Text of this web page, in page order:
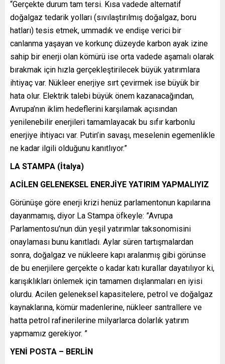
“Gerçekte durum tam tersi. Kısa vadede alternatif
doğalgaz tedarik yolları (sıvılaştırılmış doğalgaz, boru
hatları) tesis etmek, ummadık ve endişe verici bir
canlanma yaşayan ve korkunç düzeyde karbon ayak izine
sahip bir enerji olan kömürü ise orta vadede aşamalı olarak
bırakmak için hızla gerçekleştirilecek büyük yatırımlara
ihtiyaç var. Nükleer enerjiye sırt çevirmek ise büyük bir
hata olur. Elektrik talebi büyük önem kazanacağından,
Avrupa’nın iklim hedeflerini karşılamak açısından
yenilenebilir enerjileri tamamlayacak bu sıfır karbonlu
enerjiye ihtiyacı var. Putin’in savaşı, meselenin egemenlikle
ne kadar ilgili olduğunu kanıtlıyor.”
LA STAMPA (İtalya)
ACİLEN GELENEKSEL ENERJİYE YATIRIM YAPMALIYIZ
Görünüşe göre enerji krizi henüz parlamentonun kapılarına
dayanmamış, diyor La Stampa öfkeyle: ”Avrupa
Parlamentosu’nun dün yeşil yatırımlar taksonomisini
onaylaması bunu kanıtladı. Aylar süren tartışmalardan
sonra, doğalgaz ve nükleere kapı aralanmış gibi görünse
de bu enerjilere gerçekte o kadar katı kurallar dayatılıyor ki,
karışıklıkları önlemek için tamamen dışlanmaları en iyisi
olurdu. Acilen geleneksel kapasitelere, petrol ve doğalgaz
kaynaklarına, kömür madenlerine, nükleer santrallere ve
hatta petrol rafinerilerine milyarlarca dolarlık yatırım
yapmamız gerekiyor. ”
YENİ POSTA – BERLİN